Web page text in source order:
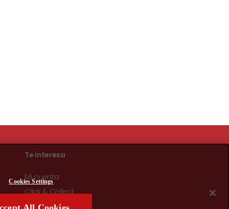
Te interesa
Mi cuenta
Click & Collect
Entrega a domicilio
Cookies Settings